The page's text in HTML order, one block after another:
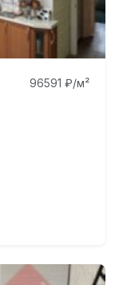
96591 ₽/м²